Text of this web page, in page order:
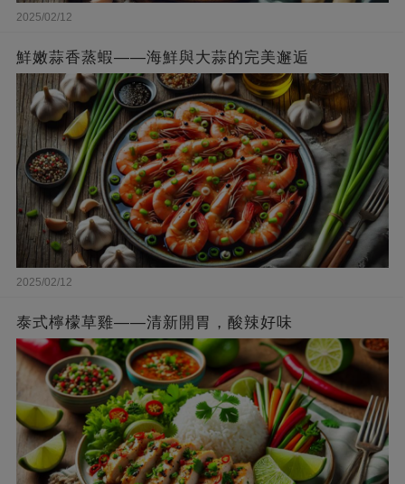
2025/02/12
鮮嫩蒜香蒸蝦——海鮮與大蒜的完美邂逅
2025/02/12
泰式檸檬草雞——清新開胃，酸辣好味